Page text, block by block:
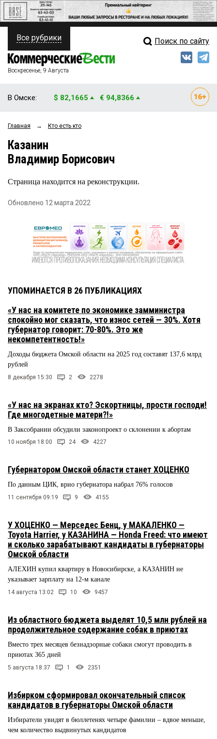
ПОЛИТИКА
ФИНАНСЫ
ОБЩЕСТВО
ЗАКОН
Свежий выпуск
Все рубрики Поиск по сайту
Воскресенье, 9 Августа
В Омске: $ 82,1665 € 94,8366
Главная → Кто есть кто
Казанин
Владимир Борисович
Страница находится на реконструкции.
Обновлено 12 марта 2022
УПОМИНАЕТСЯ В 26 ПУБЛИКАЦИЯХ
«У нас на комитете по экономике замминистра
спокойно мог сказать, что износ сетей — 30%. Хотя
губернатор говорит: 70-80%. Это же
некомпетентность!»
Доходы бюджета Омской области на 2025 год составят 137,6 млрд
рублей
8 декабря 15:30 2 2278
«У нас на экранах кто? Эскортницы, прости господи!
Где многодетные матери?!»
В Заксобрании обсудили законопроект о склонении к абортам
10 ноября 18:00 24 4227
Губернатором Омской области станет ХОЦЕНКО
По данным ЦИК, врио губернатора набрал 76% голосов
11 сентября 09:19 9 4155
У ХОЦЕНКО — Мерседес Бенц, у МАКАЛЕНКО —
Toyota Harrier, у КАЗАНИНА — Honda Freed: что имеют
и сколько зарабатывают кандидаты в губернаторы
Омской области
АЛЕХИН купил квартиру в Новосибирске, а КАЗАНИН не
указывает зарплату на 12-м канале
14 августа 13:02 10 9457
Из областного бюджета выделят 10,5 млн рублей на
продолжительное содержание собак в приютах
Вместо трех месяцев безнадзорные собаки смогут проводить в
приютах 365 дней
5 августа 18:37 1 2351
Избирком сформировал окончательный список
кандидатов в губернаторы Омской области
Избиратели увидят в бюллетенях четыре фамилии – вдвое меньше,
чем количество выдвинутых кандидатов